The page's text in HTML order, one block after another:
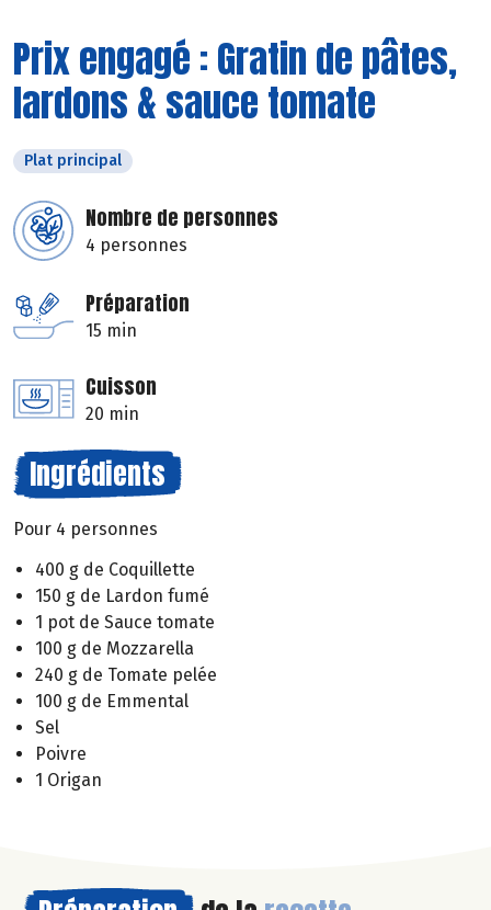
Prix engagé : Gratin de pâtes,
lardons & sauce tomate
Plat principal
Nombre de personnes
4 personnes
Préparation
15 min
Cuisson
20 min
Ingrédients
Pour 4 personnes
400 g de Coquillette
150 g de Lardon fumé
1 pot de Sauce tomate
100 g de Mozzarella
240 g de Tomate pelée
100 g de Emmental
Sel
Poivre
1 Origan